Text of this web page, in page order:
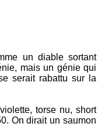
un diable sortant
mais un génie qui
serait rabattu sur la
torse nu, short
On dirait un saumon